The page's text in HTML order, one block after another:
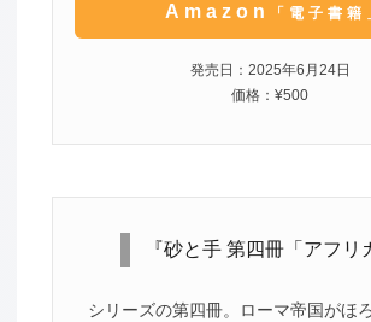
Amazon 「電子書籍
発売日：2025年6月24日
価格：¥500
『砂と手 第四冊「アフリ
シリーズの第四冊。ローマ帝国がほ